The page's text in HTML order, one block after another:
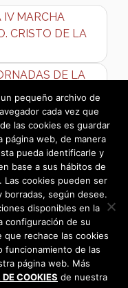
MARCHA
CRISTO DE LA
DE LA
pequeño archivo de
cada vez que
las cookies es guardar
página web, de manera
pueda identificarle y
base a sus hábitos de
Las cookies pueden ser
borradas, según desee.
disponibles en la
configuración de su
que rechace las cookies
funcionamiento de las
página web. Más
COOKIES de nuestra